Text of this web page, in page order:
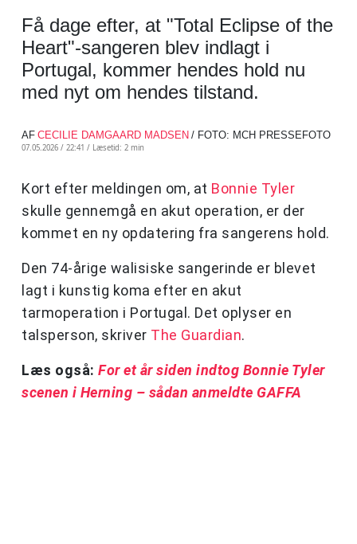
Få dage efter, at "Total Eclipse of the
Heart"-sangeren blev indlagt i
Portugal, kommer hendes hold nu
med nyt om hendes tilstand.
AF CECILIE DAMGAARD MADSEN / FOTO: MCH PRESSEFOTO
07.05.2026 / 22:41 / Læsetid: 2 min
Kort efter meldingen om, at Bonnie Tyler
skulle gennemgå en akut operation, er der
kommet en ny opdatering fra sangerens hold.
Den 74-årige walisiske sangerinde er blevet
lagt i kunstig koma efter en akut
tarmoperation i Portugal. Det oplyser en
talsperson, skriver The Guardian.
Læs også: For et år siden indtog Bonnie Tyler
scenen i Herning – sådan anmeldte GAFFA